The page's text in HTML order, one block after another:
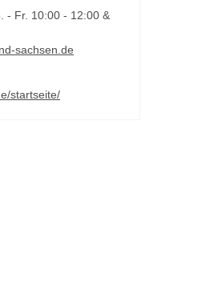
- Fr. 10:00 - 12:00 &
sachsen.de
startseite/